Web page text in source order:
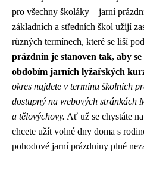
pro všechny školáky – jarní
základních a středních škol užijí
různých termínech, které se liší
prázdnin je stanoven tak, aby
obdobím jarních lyžařských
okres najdete v termínu školních
dostupný na webových stránkách
a tělovýchovy. Ať už se chystáte
chcete užít volné dny doma s
pohodové jarní prázdniny plné